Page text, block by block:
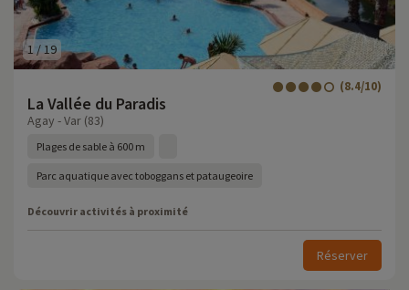
1 /19
La Vallée du Paradis
(8.4/10)
Agay - Var (83)
Plages de sable à 600 m
Parc aquatique avec toboggans et pataugeoire
Découvrir activités à proximité
Réserver